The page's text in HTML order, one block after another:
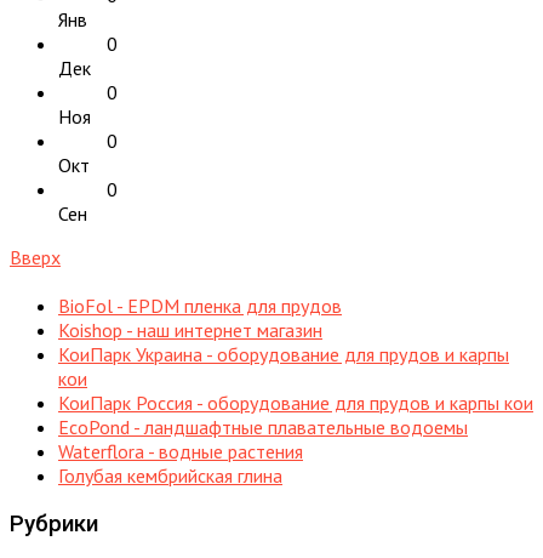
Янв
0
Дек
0
Ноя
0
Окт
0
Сен
Вверх
BioFol - EPDM пленка для прудов
Koishop - наш интернет магазин
КоиПарк Украина - оборудование для прудов и карпы
кои
КоиПарк Россия - оборудование для прудов и карпы кои
EcoPond - ландшафтные плавательные водоемы
Waterflora - водные растения
Голубая кембрийская глина
Рубрики